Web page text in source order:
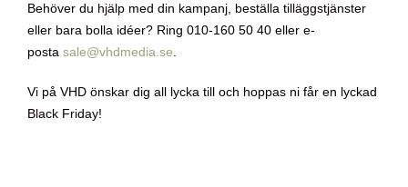
Behöver du hjälp med din kampanj, beställa tilläggstjänster
eller bara bolla idéer? Ring 010-160 50 40 eller e-
posta sale@vhdmedia.se
Vi på VHD önskar dig all lycka till och hoppas ni får en lyckad
Black Friday!